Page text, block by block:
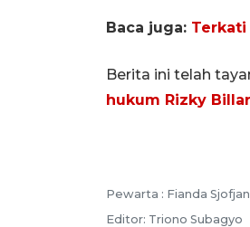
Baca juga: Terkati
Berita ini telah
hukum Rizky Billar
Pewarta : Fianda
Editor: Triono Subagyo